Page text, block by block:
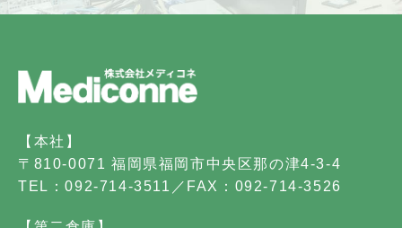
【本社】
〒810-0071 福岡県福岡市中央区那の津4-3-4
TEL：092-714-3511／FAX：092-714-3526